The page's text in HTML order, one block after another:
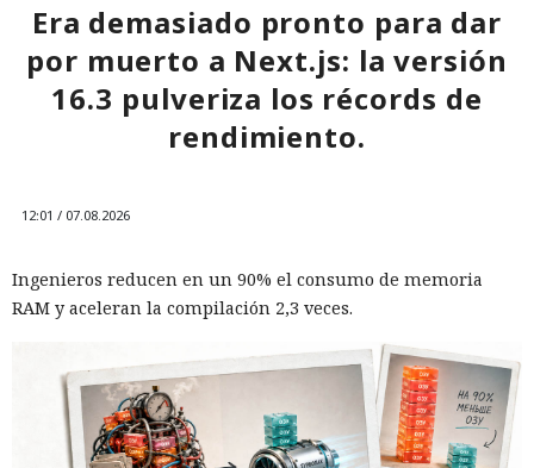
Era demasiado pronto para dar
por muerto a Next.js: la versión
16.3 pulveriza los récords de
rendimiento.
12:01 / 07.08.2026
Ingenieros reducen en un 90% el consumo de memoria
RAM y aceleran la compilación 2,3 veces.